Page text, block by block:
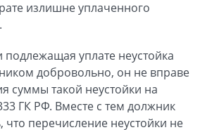
излишне уплаченного
подлежащая уплате неустойка
добровольно, он не вправе
суммы такой неустойки на
ГК РФ. Вместе с тем должник
что перечисление неустойки не